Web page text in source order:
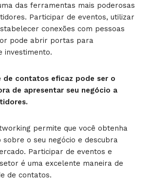
das ferramentas mais poderosas
Participar de eventos, utilizar
conexões com pessoas
pode abrir portas para
investimento.
de contatos eficaz pode ser o
de apresentar seu negócio a
permite que você obtenha
o seu negócio e descubra
Participar de eventos e
é uma excelente maneira de
de contatos.